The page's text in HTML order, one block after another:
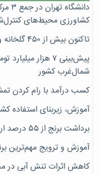
کشاورزی محیط‌های
تاکنون بیش از ۴۵۰ گلخانه و باغ استان یزد شناسنامه‌دار شده‌اند
پیش‌بینی ۷‌ هزار
شمال‌غرب کشور
کسب درآمد با رام کردن
آموزش، زیربنای استفاده
برداشت برنج از ۵۵ درصد اراضی شالیکاری گیلان
آموزش و ترویج مهم‌ترین
کاهش اثرات تنش آبی در